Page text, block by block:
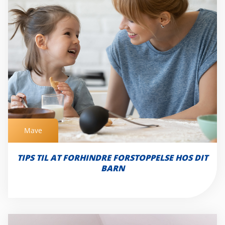
Mave
TIPS TIL AT FORHINDRE FORSTOPPELSE HOS DIT
BARN